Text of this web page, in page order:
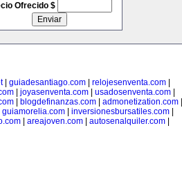
Ofrecido $
| guiadesantiago.com relojesenventa.com
joyasenventa.com usadosenventa.com
| blogdefinanzas.com| admonetization.com|
guiamorelia.com| inversionesbursatiles.com|
| areajoven.com| autosenalquiler.com|